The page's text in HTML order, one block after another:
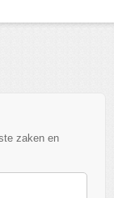
zaken en